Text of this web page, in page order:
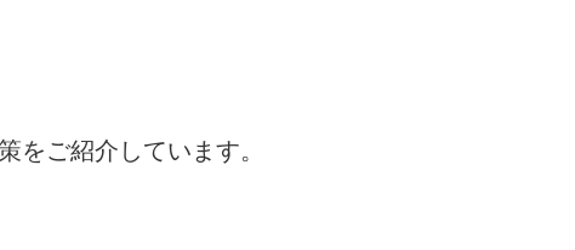
をご紹介しています。